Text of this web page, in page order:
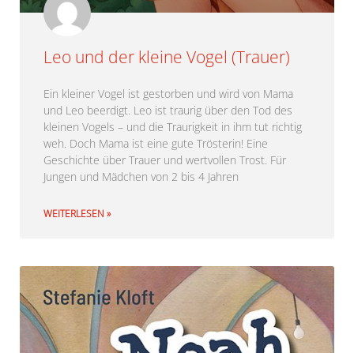
Leo und der kleine Vogel (Trauer)
Ein kleiner Vogel ist gestorben und wird von Mama
und Leo beerdigt. Leo ist traurig über den Tod des
kleinen Vogels – und die Traurigkeit in ihm tut richtig
weh. Doch Mama ist eine gute Trösterin! Eine
Geschichte über Trauer und wertvollen Trost. Für
Jungen und Mädchen von 2 bis 4 Jahren
WEITERLESEN »